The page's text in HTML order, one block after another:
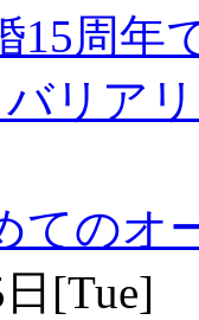
15周
リア
てのオ
日